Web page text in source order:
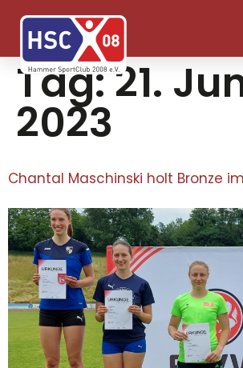
Tag:21.
2023
Chantal Maschinski holt Bronze